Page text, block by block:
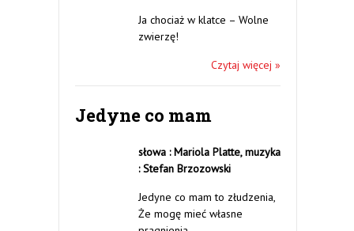
Ja chociaż w klatce – Wolne
zwierzę!
Czytaj więcej »
Jedyne co mam
słowa : Mariola Platte,muzyka
: Stefan Brzozowski
Jedyne co mam to złudzenia,
Że mogę mieć własne